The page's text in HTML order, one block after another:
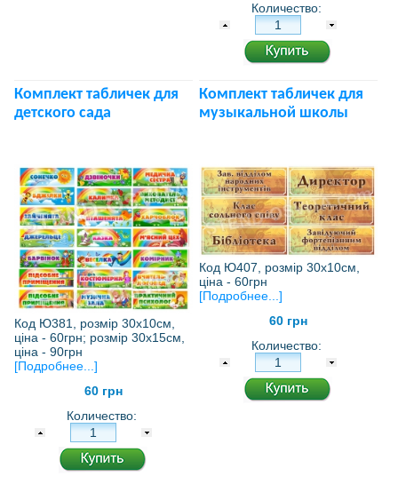
Количество:
Комплект табличек для
детского сада
Код Ю381, розмір 30х10см,
ціна - 60грн; розмір 30х15см,
ціна - 90грн
[Подробнее...]
60 грн
Количество:
Комплект табличек для
музыкальной школы
Код Ю407, розмір 30х10см,
ціна - 60грн
[Подробнее...]
60 грн
Количество: